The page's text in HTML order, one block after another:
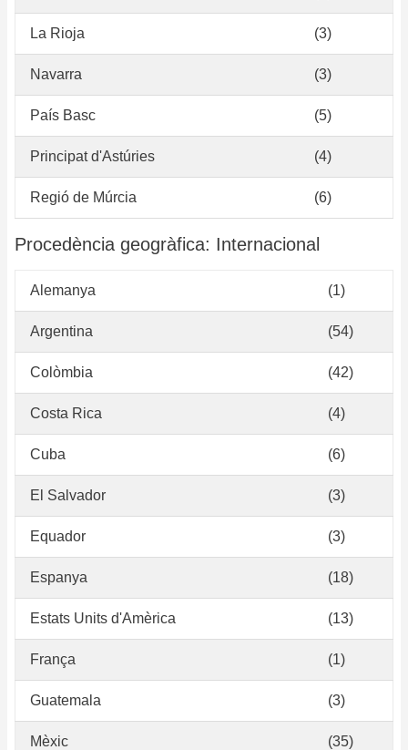
La Rioja (3)
Navarra (3)
País Basc (5)
Principat d'Astúries (4)
Regió de Múrcia (6)
Procedència geogràfica: Internacional
Alemanya (1)
Argentina (54)
Colòmbia (42)
Costa Rica (4)
Cuba (6)
El Salvador (3)
Equador (3)
Espanya (18)
Estats Units d'Amèrica (13)
França (1)
Guatemala (3)
Mèxic (35)